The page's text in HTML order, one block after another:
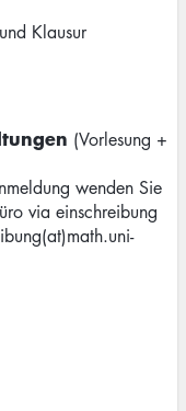
Klausur
(Vorlesung +
wenden Sie
via einschreibung